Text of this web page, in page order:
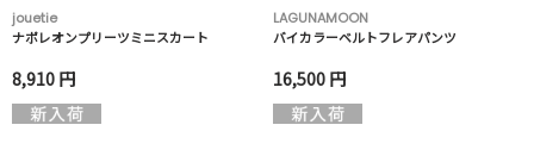
jouetie
ナポレオンプリーツミニスカート
8,910 円
LAGUNAMOON
バイカラーベルトフレアパンツ
16,500 円